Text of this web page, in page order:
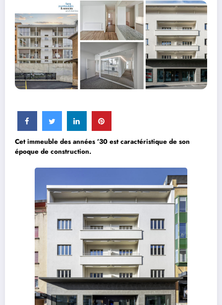
Cet immeuble des années ’30 est caractéristique de son
époque de construction.